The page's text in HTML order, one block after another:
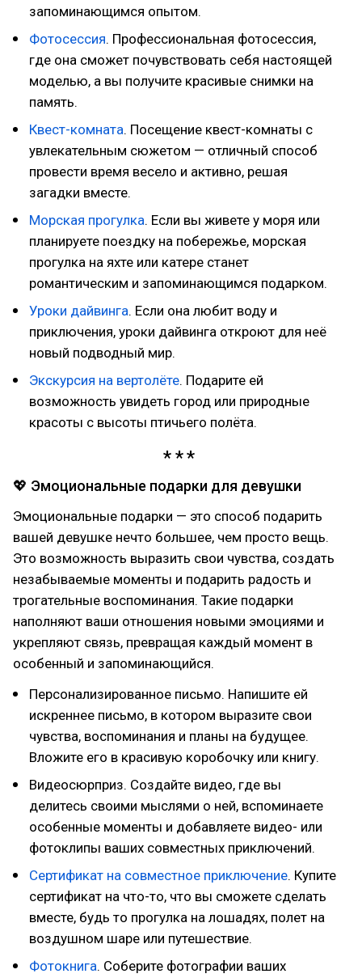
запоминающимся опытом.
Фотосессия. Профессиональная фотосессия,
где она сможет почувствовать себя настоящей
моделью, а вы получите красивые снимки на
память.
Квест-комната. Посещение квест-комнаты с
увлекательным сюжетом — отличный способ
провести время весело и активно, решая
загадки вместе.
Морская прогулка. Если вы живете у моря или
планируете поездку на побережье, морская
прогулка на яхте или катере станет
романтическим и запоминающимся подарком.
Уроки дайвинга. Если она любит воду и
приключения, уроки дайвинга откроют для неё
новый подводный мир.
Экскурсия на вертолёте. Подарите ей
возможность увидеть город или природные
красоты с высоты птичьего полёта.
💖 Эмоциональные подарки для девушки
Эмоциональные подарки — это способ подарить
вашей девушке нечто большее, чем просто вещь.
Это возможность выразить свои чувства, создать
незабываемые моменты и подарить радость и
трогательные воспоминания. Такие подарки
наполняют ваши отношения новыми эмоциями и
укрепляют связь, превращая каждый момент в
особенный и запоминающийся.
Персонализированное письмо. Напишите ей
искреннее письмо, в котором выразите свои
чувства, воспоминания и планы на будущее.
Вложите его в красивую коробочку или книгу.
Видеосюрприз. Создайте видео, где вы
делитесь своими мыслями о ней, вспоминаете
особенные моменты и добавляете видео- или
фотоклипы ваших совместных приключений.
Сертификат на совместное приключение. Купите
сертификат на что-то, что вы сможете сделать
вместе, будь то прогулка на лошадях, полет на
воздушном шаре или путешествие.
Фотокнига. Соберите фотографии ваших